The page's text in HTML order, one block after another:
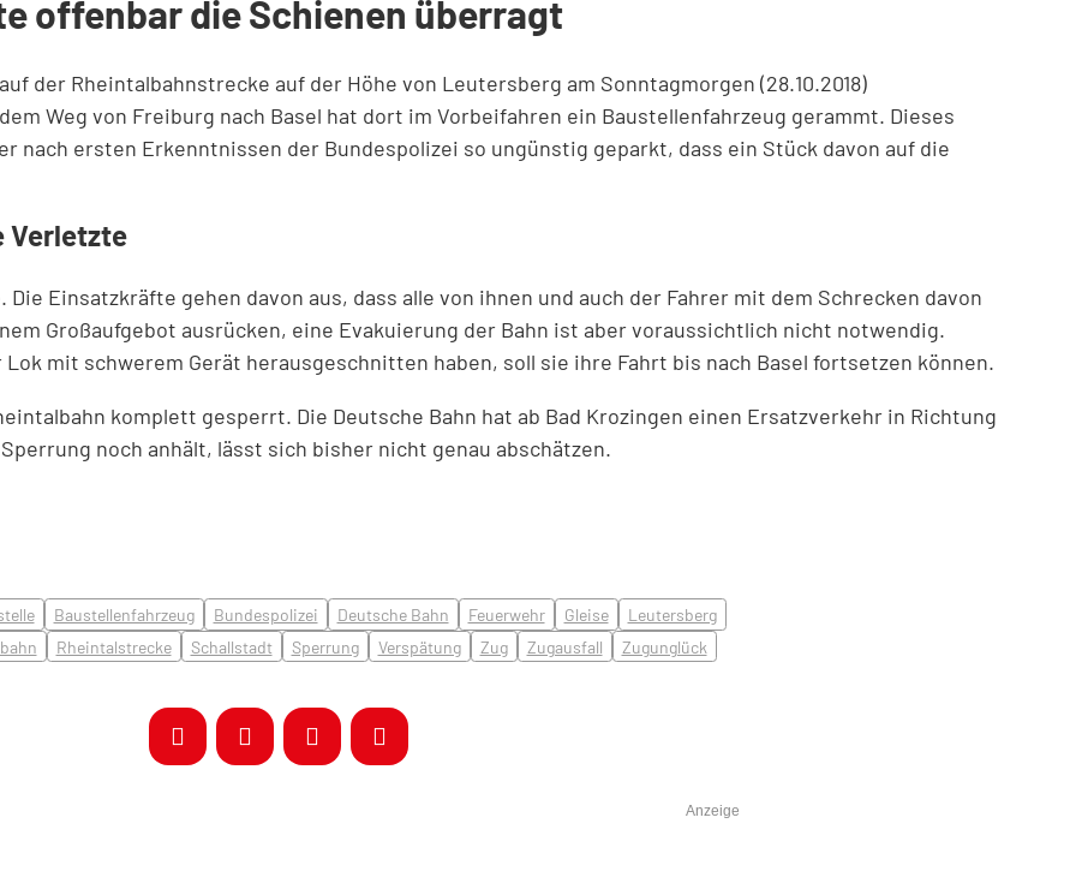
offenbar die Schienen überragt
der Rheintalbahnstrecke auf der Höhe von Leutersberg am Sonntagmorgen (28.10.2018)
Weg von Freiburg nach Basel hat dort im Vorbeifahren ein Baustellenfahrzeug gerammt. Dieses
nach ersten Erkenntnissen der Bundespolizei so ungünstig geparkt, dass ein Stück davon auf die
Verletzte
Einsatzkräfte gehen davon aus, dass alle von ihnen und auch der Fahrer mit dem Schrecken davon
Großaufgebot ausrücken, eine Evakuierung der Bahn ist aber voraussichtlich nicht notwendig.
mit schwerem Gerät herausgeschnitten haben, soll sie ihre Fahrt bis nach Basel fortsetzen können.
komplett gesperrt. Die Deutsche Bahn hat ab Bad Krozingen einen Ersatzverkehr in Richtung
noch anhält, lässt sich bisher nicht genau abschätzen.
Baustellenfahrzeug Bundespolizei Deutsche Bahn Feuerwehr Gleise
Leutersberg
Rheintalstrecke Schallstadt Sperrung Verspätung Zug Zugausfall Zugunglück
Anzeige